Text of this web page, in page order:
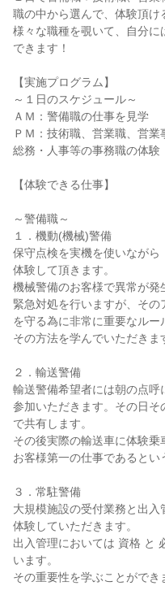
職の中から選んで、体験頂け
様々な職種を覗いて、自分に
できます！
【実施プログラム】
～１日のスケジュール～
ＡＭ：警備職の仕事を見学
ＰＭ：技術職、営業職、営業
総務・人事等の事務職の体験
【体験できる仕事】
～警備職～
１．機動(機械)警備
保守点検を実機を使いながら
体験して頂きます。
機械警備のお客様で異常が発
緊急対処を行いますが、そ
を守る為に非常に重要なルー
その方法を学んでいただきま
２．輸送警備
輸送警備希望者には朝の点呼
参加いただきます。その日そ
で共有します。
その後実際の輸送車に体験乗
お客様第一の仕事であるとい
３．常駐警備
大規模施設の受付業務と出入
体験していただきます。
出入管理においては 資格 と
います。
その重要性を学ぶことができ